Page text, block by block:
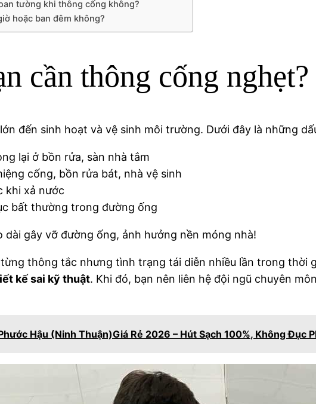
tường khi thông cống không?
hoặc ban đêm không?
cần thông cống nghẹt?
đến sinh hoạt và vệ sinh môi trường. Dưới đây là những
lại ở bồn rửa, sàn nhà tắm
cống, bồn rửa bát, nhà vệ sinh
khi xả nước
bất thường trong đường ống
dài gây vỡ đường ống, ảnh hưởng nền móng nhà!
thông tắc nhưng tình trạng tái diễn nhiều lần trong thời
kế sai kỹ thuật. Khi đó, bạn nên liên hệ đội ngũ chuyên
Hậu (Ninh Thuận)Giá Rẻ 2026 – Hút Sạch 100%, Không Đục